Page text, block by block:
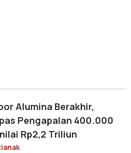
Alumina Berakhir,
Pengapalan 400.000
Rp2,2 Triliun